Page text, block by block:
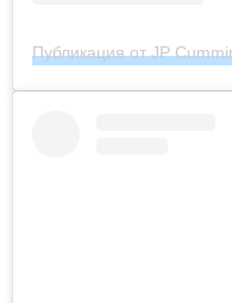
Публикация от JP